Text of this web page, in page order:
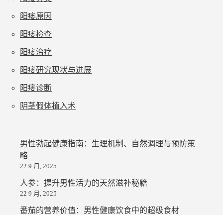
阳痿原因
阳痿检查
阳痿治疗
阳痿研究现状与进展
阳痿诊断
阴茎假体植入术
男性勃起健康指南：生理机制、自然调理与预防策
略
22 9 月, 2025
人参：提升男性活力的天然滋补秘籍
22 9 月, 2025
番茄的营养价值：男性健康饮食中的超级食材